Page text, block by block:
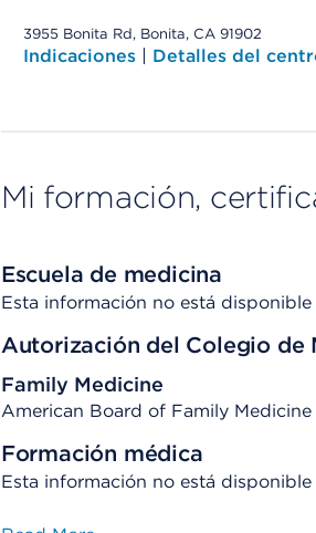
3955 Bonita Rd, Bonita, CA 91902
Indicaciones | Detalles del
Mi formación,
Escuela de medicina
Esta información no está
Autorización del Colegio de
Family Medicine
American Board of Family Medicine
Formación médica
Esta información no está